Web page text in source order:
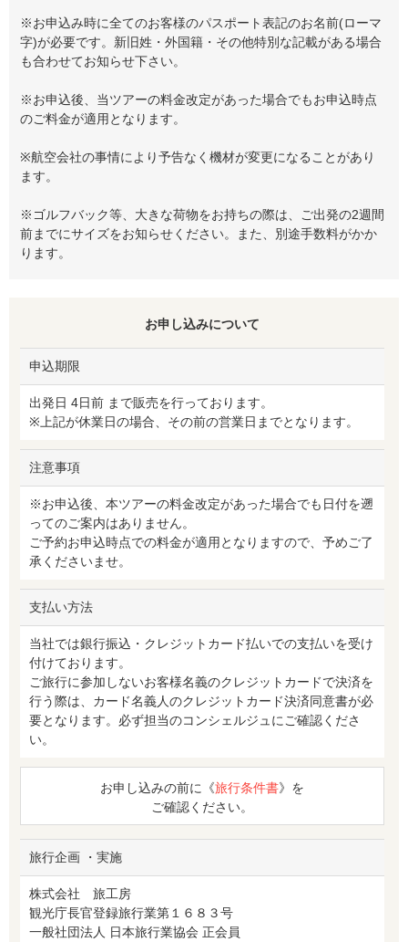
※お申込み時に全てのお客様のパスポート表記のお名前(ローマ
字)が必要です。新旧姓・外国籍・その他特別な記載がある場合
も合わせてお知らせ下さい。
※お申込後、当ツアーの料金改定があった場合でもお申込時点
のご料金が適用となります。
※航空会社の事情により予告なく機材が変更になることがあり
ます。
※ゴルフバック等、大きな荷物をお持ちの際は、ご出発の2週間
前までにサイズをお知らせください。また、別途手数料がかか
ります。
お申し込みについて
申込期限
出発日 4日前 まで販売を行っております。
※上記が休業日の場合、その前の営業日までとなります。
注意事項
※お申込後、本ツアーの料金改定があった場合でも日付を遡
ってのご案内はありません。
ご予約お申込時点での料金が適用となりますので、予めご了
承くださいませ。
支払い方法
当社では銀行振込・クレジットカード払いでの支払いを受け
付けております。
ご旅行に参加しないお客様名義のクレジットカードで決済を
行う際は、カード名義人のクレジットカード決済同意書が必
要となります。必ず担当のコンシェルジュにご確認くださ
い。
お申し込みの前に《旅行条件書》を
ご確認ください。
旅行企画 ・実施
株式会社 旅工房
観光庁長官登録旅行業第１６８３号
一般社団法人 日本旅行業協会 正会員